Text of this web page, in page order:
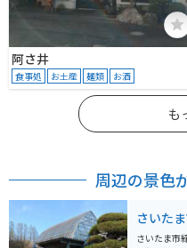
阿さ井
食事処 お土産 麺類 お酒
も
周辺の景色
さいた
さいたま市